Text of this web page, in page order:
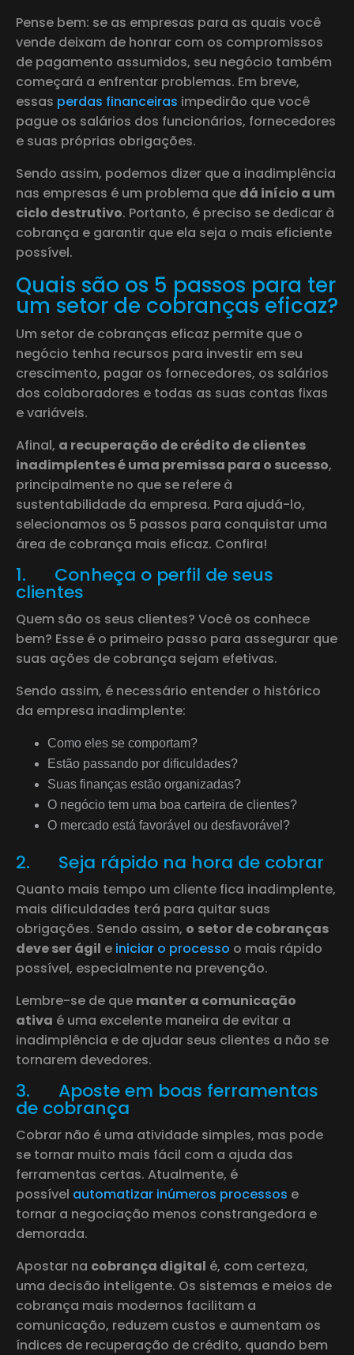
Pense bem: se as empresas para as quais você
vende deixam de honrar com os compromissos
de pagamento assumidos, seu negócio também
começará a enfrentar problemas. Em breve,
essas perdas financeiras impedirão que você
pague os salários dos funcionários, fornecedores
e suas próprias obrigações.
Sendo assim, podemos dizer que a inadimplência
nas empresas é um problema que dá início a um
ciclo destrutivo. Portanto, é preciso se dedicar à
cobrança e garantir que ela seja o mais eficiente
possível.
Quais são os 5 passos para ter
um setor de cobranças eficaz?
Um setor de cobranças eficaz permite que o
negócio tenha recursos para investir em seu
crescimento, pagar os fornecedores, os salários
dos colaboradores e todas as suas contas fixas
e variáveis.
Afinal, a recuperação de crédito de clientes
inadimplentes é uma premissa para o sucesso,
principalmente no que se refere à
sustentabilidade da empresa. Para ajudá-lo,
selecionamos os 5 passos para conquistar uma
área de cobrança mais eficaz. Confira!
1. Conheça o perfil de seus
clientes
Quem são os seus clientes? Você os conhece
bem? Esse é o primeiro passo para assegurar que
suas ações de cobrança sejam efetivas.
Sendo assim, é necessário entender o histórico
da empresa inadimplente:
Como eles se comportam?
Estão passando por dificuldades?
Suas finanças estão organizadas?
O negócio tem uma boa carteira de clientes?
O mercado está favorável ou desfavorável?
2. Seja rápido na hora de cobrar
Quanto mais tempo um cliente fica inadimplente,
mais dificuldades terá para quitar suas
obrigações. Sendo assim, o setor de cobranças
deve ser ágil e iniciar o processo o mais rápido
possível, especialmente na prevenção.
Lembre-se de que manter a comunicação
ativa é uma excelente maneira de evitar a
inadimplência e de ajudar seus clientes a não se
tornarem devedores.
3. Aposte em boas ferramentas
de cobrança
Cobrar não é uma atividade simples, mas pode
se tornar muito mais fácil com a ajuda das
ferramentas certas. Atualmente, é
possível automatizar inúmeros processos e
tornar a negociação menos constrangedora e
demorada.
Apostar na cobrança digital é, com certeza,
uma decisão inteligente. Os sistemas e meios de
cobrança mais modernos facilitam a
comunicação, reduzem custos e aumentam os
índices de recuperação de crédito, quando bem